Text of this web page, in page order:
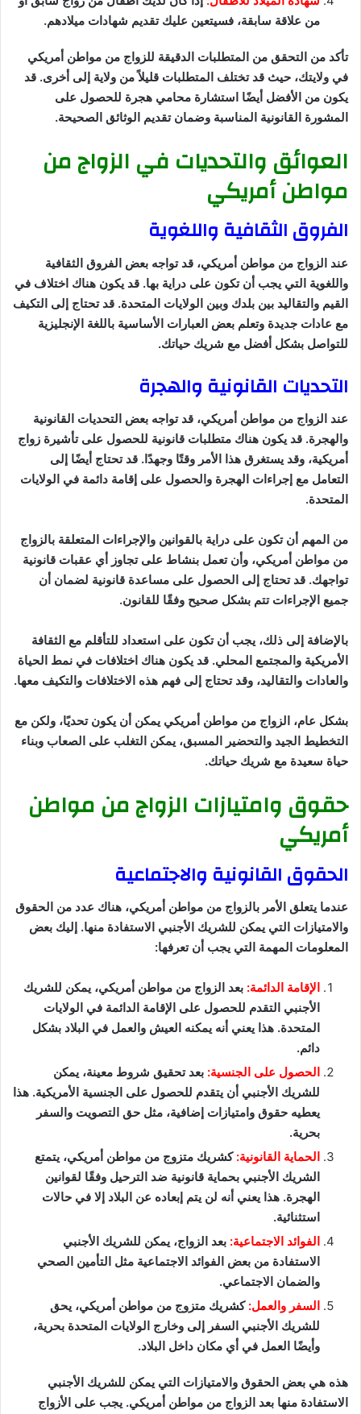
من علاقة سابقة، فسيتعين عليك تقديم شهادات ميلادهم.
تأكد من التحقق من المتطلبات الدقيقة للزواج من مواطن أمريكي
في ولايتك، حيث قد تختلف المتطلبات قليلاً من ولاية إلى أخرى. قد
يكون من الأفضل أيضًا استشارة محامي هجرة للحصول على
المشورة القانونية المناسبة وضمان تقديم الوثائق الصحيحة.
العوائق والتحديات في الزواج من
مواطن أمريكي
الفروق الثقافية واللغوية
عند الزواج من مواطن أمريكي، قد تواجه بعض الفروق الثقافية
واللغوية التي يجب أن تكون على دراية بها. قد يكون هناك اختلاف في
القيم والتقاليد بين بلدك وبين الولايات المتحدة. قد تحتاج إلى التكيف
مع عادات جديدة وتعلم بعض العبارات الأساسية باللغة الإنجليزية
للتواصل بشكل أفضل مع شريك حياتك.
التحديات القانونية والهجرة
عند الزواج من مواطن أمريكي، قد تواجه بعض التحديات القانونية
والهجرة. قد يكون هناك متطلبات قانونية للحصول على تأشيرة زواج
أمريكية، وقد يستغرق هذا الأمر وقتًا وجهدًا. قد تحتاج أيضًا إلى
التعامل مع إجراءات الهجرة والحصول على إقامة دائمة في الولايات
المتحدة.
من المهم أن تكون على دراية بالقوانين والإجراءات المتعلقة بالزواج
من مواطن أمريكي، وأن تعمل بنشاط على تجاوز أي عقبات قانونية
تواجهك. قد تحتاج إلى الحصول على مساعدة قانونية لضمان أن
جميع الإجراءات تتم بشكل صحيح وفقًا للقانون.
بالإضافة إلى ذلك، يجب أن تكون على استعداد للتأقلم مع الثقافة
الأمريكية والمجتمع المحلي. قد يكون هناك اختلافات في نمط الحياة
والعادات والتقاليد، وقد تحتاج إلى فهم هذه الاختلافات والتكيف معها.
بشكل عام، الزواج من مواطن أمريكي يمكن أن يكون تحديًا، ولكن مع
التخطيط الجيد والتحضير المسبق، يمكن التغلب على الصعاب وبناء
حياة سعيدة مع شريك حياتك.
حقوق وامتيازات الزواج من مواطن
أمريكي
الحقوق القانونية والاجتماعية
عندما يتعلق الأمر بالزواج من مواطن أمريكي، هناك عدد من الحقوق
والامتيازات التي يمكن للشريك الأجنبي الاستفادة منها. إليك بعض
المعلومات المهمة التي يجب أن تعرفها:
الإقامة الدائمة: بعد الزواج من مواطن أمريكي، يمكن للشريك
الأجنبي التقدم للحصول على الإقامة الدائمة في الولايات
المتحدة. هذا يعني أنه يمكنه العيش والعمل في البلاد بشكل
دائم.
الحصول على الجنسية: بعد تحقيق شروط معينة، يمكن
للشريك الأجنبي أن يتقدم للحصول على الجنسية الأمريكية. هذا
يعطيه حقوق وامتيازات إضافية، مثل حق التصويت والسفر
بحرية.
الحماية القانونية:كشريك متزوج من مواطن أمريكي، يتمتع
الشريك الأجنبي بحماية قانونية ضد الترحيل وفقًا لقوانين
الهجرة. هذا يعني أنه لن يتم إبعاده عن البلاد إلا في حالات
استثنائية.
الفوائد الاجتماعية: بعد الزواج، يمكن للشريك الأجنبي
الاستفادة من بعض الفوائد الاجتماعية مثل التأمين الصحي
والضمان الاجتماعي.
السفر والعمل:كشريك متزوج من مواطن أمريكي، يحق
للشريك الأجنبي السفر إلى وخارج الولايات المتحدة بحرية،
وأيضًا العمل في أي مكان داخل البلاد.
هذه هي بعض الحقوق والامتيازات التي يمكن للشريك الأجنبي
الاستفادة منها بعد الزواج من مواطن أمريكي. يجب على الأزواج